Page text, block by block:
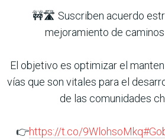
🚧🛣️ Suscriben acuerdo
mejoramiento de
El objetivo es optimizar el
vías que son vitales para el
de las comunidades
👉https://t.co/9WlohsoMkq